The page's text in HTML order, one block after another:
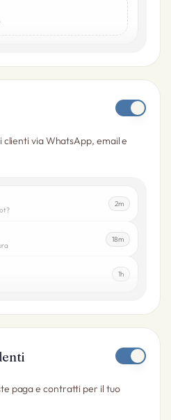
clienti via WhatsApp, email e
2m
18m
1h
paga e contratti per il tuo